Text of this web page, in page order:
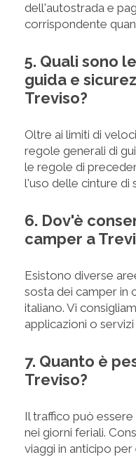
dell'autostrada e
corrispondente
5. Quali sono
guida e
Treviso?
Oltre ai limiti di
regole generali di
le regole di
l'uso delle cinture di
6. Dov'è
camper a
Esistono diverse
sosta dei camper in
italiano. Vi
applicazioni o
7. Quanto è
Treviso?
Il traffico può
nei giorni feriali.
viaggi in anticipo per